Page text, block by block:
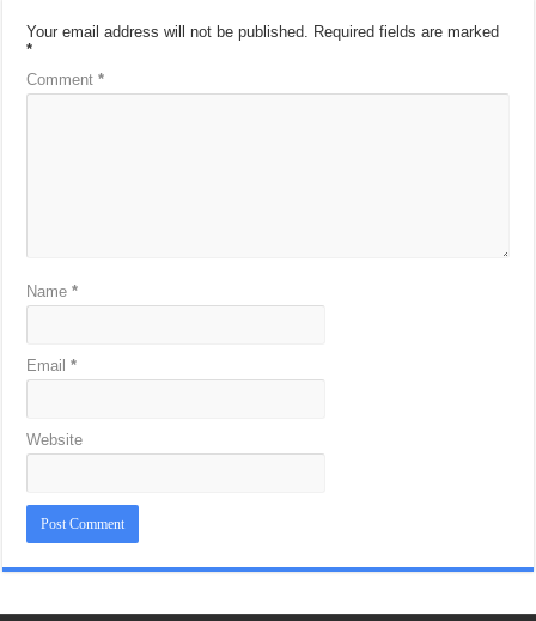
Your email address will not be published.
Required fields are marked
*
Comment*
Name*
Email*
Website